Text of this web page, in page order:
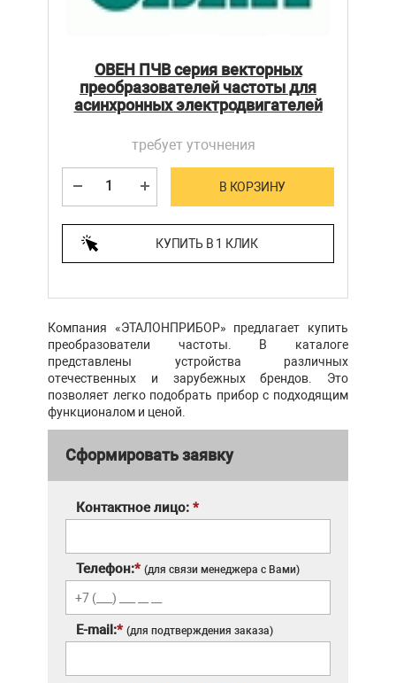
ОВЕН ПЧВ серия векторных
преобразователей частоты для
асинхронных электродвигателей
требует уточнения
В КОРЗИНУ
КУПИТЬ В 1 КЛИК
Компания «ЭТАЛОНПРИБОР» предлагает купить
преобразователи частоты. В каталоге
представлены устройства различных
отечественных и зарубежных брендов. Это
позволяет легко подобрать прибор с подходящим
функционалом и ценой.
Сформировать заявку
Контактное лицо: *
Телефон:* (для связи менеджера с Вами)
E-mail:* (для подтверждения заказа)